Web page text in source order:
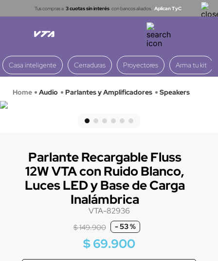
Tus compras a 3 cuotas sin interés con bancos aliados. Aplican TyC
Casa inteligente Cerraduras Proyectores Arma tu kit
Audio Parlantes y Amplificadores Speakers
Parlante Recargable Fluss
12W VTA con Ruido Blanco,
Luces LED y Base de Carga
Inalámbrica
VTA-82936
$149.900 -53 %
$69.900